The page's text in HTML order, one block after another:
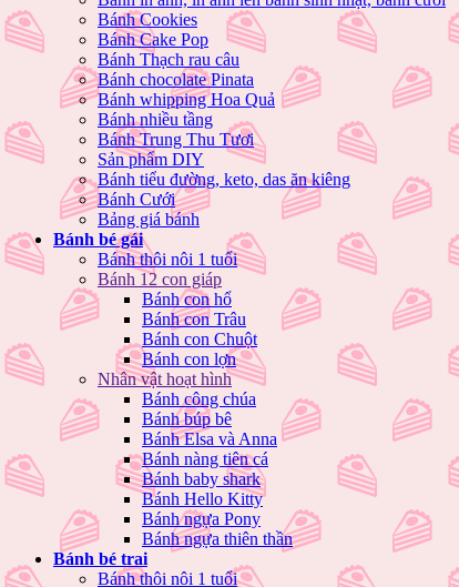
Bánh Cookies
Bánh Cake Pop
Bánh Thạch rau câu
Bánh chocolate Pinata
Bánh whipping Hoa Quả
Bánh nhiều tầng
Bánh Trung Thu Tươi
Sản phẩm DIY
Bánh tiểu đường, keto, das ăn kiêng
Bánh Cưới
Bảng giá bánh
Bánh bé gái
Bánh thôi nôi 1 tuổi
Bánh 12 con giáp
Bánh con hổ
Bánh con Trâu
Bánh con Chuột
Bánh con lợn
Nhân vật hoạt hình
Bánh công chúa
Bánh búp bê
Bánh Elsa và Anna
Bánh nàng tiên cá
Bánh baby shark
Bánh Hello Kitty
Bánh ngựa Pony
Bánh ngựa thiên thần
Bánh bé trai
Bánh thôi nôi 1 tuổi